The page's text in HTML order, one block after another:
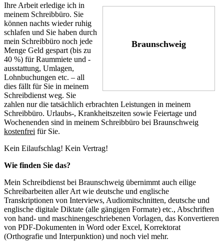
Braunschweig
Ihre Arbeit erledige ich in
meinem Schreibbüro. Sie
können nachts wieder ruhig
schlafen und Sie haben durch
mein Schreibbüro noch jede
Menge Geld gespart (bis zu
40 %) für Raummiete und -
ausstattung, Umlagen,
Lohnbuchungen etc. – all
dies fällt für Sie in meinem
Schreibdienst weg. Sie
zahlen nur die tatsächlich erbrachten Leistungen in meinem
Schreibbüro. Urlaubs-, Krankheitszeiten sowie Feiertage und
Wochenenden sind in meinem Schreibbüro bei Braunschweig
kostenfrei für Sie.
Kein Eilaufschlag! Kein Vertrag!
Wie finden Sie das?
Mein Schreibdienst bei Braunschweig übernimmt auch eilige
Schreibarbeiten aller Art wie deutsche und englische
Transkriptionen von Interviews, Audiomitschnitten, deutsche und
englische digitale Diktate (alle gängigen Formate) etc., Abschriften
von hand- und maschinengeschriebenen Vorlagen, das Konvertieren
von PDF-Dokumenten in Word oder Excel, Korrektorat
(Orthografie und Interpunktion) und noch viel mehr.